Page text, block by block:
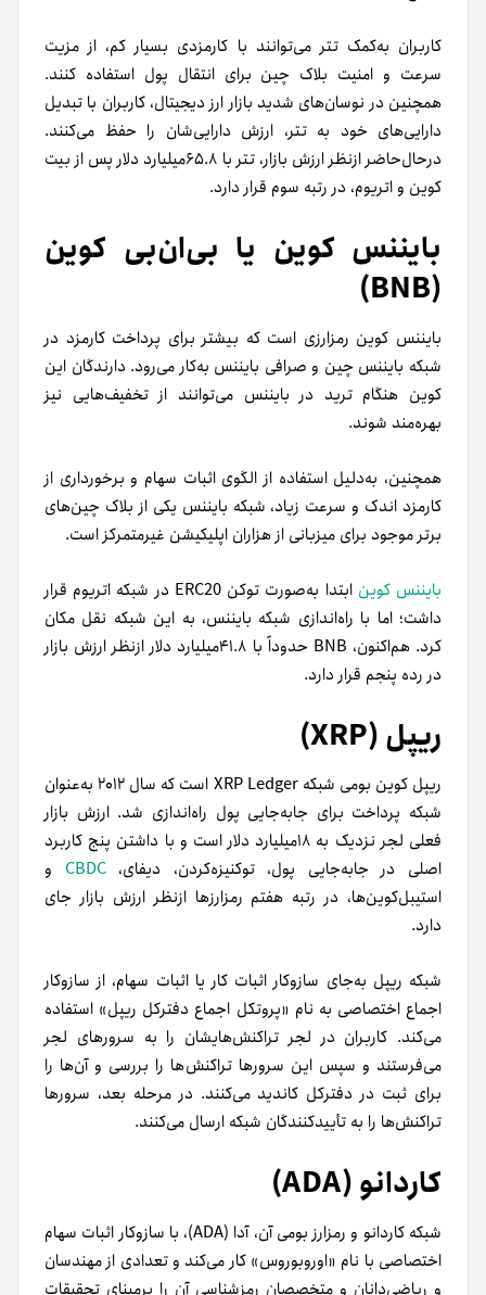
کاربران به‌کمک تتر می‌توانند با کارمزدی بسیار کم، از مزیت
سرعت و امنیت بلاک چین برای انتقال پول استفاده کنند.
همچنین در نوسان‌های شدید بازار ارز دیجیتال، کاربران با تبدیل
دارایی‌های خود به تتر، ارزش دارایی‌شان را حفظ می‌کنند.
در‌حال‌حاضر ازنظر ارزش بازار، تتر با ۶۵.۸میلیارد دلار پس از بیت
کوین و اتریوم، در رتبه سوم قرار دارد.
بایننس کوین یا بی‌ان‌بی کوین
(BNB)
بایننس کوین رمزارزی است که بیشتر برای پرداخت کارمزد در
شبکه بایننس چین و صرافی بایننس به‌کار می‌رود. دارندگان این
کوین هنگام ترید در بایننس می‌توانند از تخفیف‌هایی نیز
بهره‌مند شوند.
همچنین، به‌دلیل استفاده از الگوی اثبات سهام و برخورداری از
کارمزد اندک و سرعت زیاد، شبکه بایننس یکی از بلاک چین‌های
برتر موجود برای میزبانی از هزاران اپلیکیشن غیرمتمرکز است.
بایننس کوین
ابتدا به‌صورت توکن ERC20 در شبکه اتریوم قرار
داشت؛ اما با راه‌اندازی شبکه بایننس، به این شبکه نقل مکان
کرد. هم‌اکنون، BNB حدوداً با ۴۱.۸میلیارد‌ دلار ازنظر ارزش بازار
در رده پنجم قرار دارد.
ریپل (XRP)
ریپل کوین بومی شبکه XRP Ledger است که سال ۲۰۱۲ به‌عنوان
شبکه پرداخت برای جابه‌جایی پول راه‌اندازی شد. ارزش بازار
فعلی لجر نزدیک به ۱۸میلیارد دلار است و با داشتن پنج کاربرد
اصلی در جابه‌جایی پول، توکنیزه‌کردن، دیفای،CBDC و
استیبل‌کوین‌ها، در رتبه هفتم رمزارزها از‌نظر ارزش بازار جای
دارد.
شبکه ریپل به‌جای سازوکار اثبات کار یا اثبات سهام، از سازوکار
اجماع اختصاصی به نام «پروتکل اجماع دفترکل ریپل» استفاده
می‌کند. کاربران در لجر تراکنش‌هایشان را به سرورهای لجر
می‌فرستند و سپس این سرورها تراکنش‌ها را بررسی و آن‌ها را
برای ثبت در دفترکل کاندید می‌کنند. در مرحله بعد، سرورها
تراکنش‌ها را به تأییدکنندگان شبکه ارسال می‌کنند.
کاردانو (ADA)
شبکه کاردانو و رمزارز بومی آن، آدا (ADA)، با سازوکار اثبات سهام
اختصاصی با نام «اوروبوروس» کار می‌کند و تعدادی از مهندسان
و ریاضی‌دانان و متخصصان رمزشناسی آن را بر‌مبنای تحقیقات